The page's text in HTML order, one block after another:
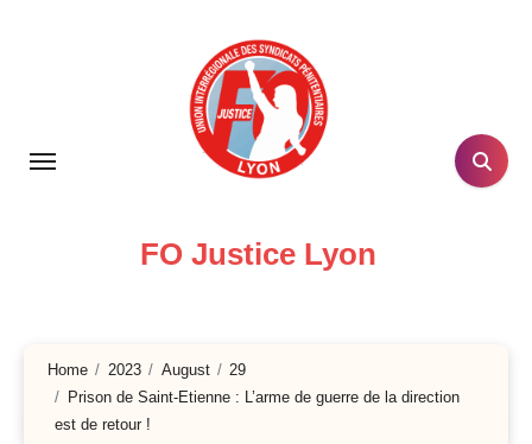
FO Justice Lyon
Home 2023 August
29
Prison de Saint-Etienne : L’arme de guerre de la direction
est de retour !